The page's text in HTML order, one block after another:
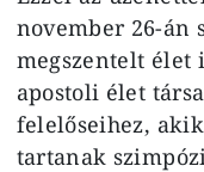
november 26-án
megszentelt élet
apostoli élet
felelőseihez,
tartanak